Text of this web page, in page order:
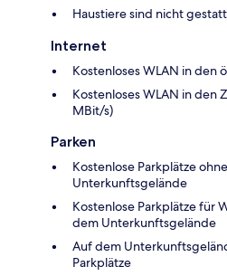
Haustiere sind nicht
Internet
Kostenloses WLAN in den
Kostenloses WLAN in den
MBit/s)
Parken
Kostenlose Parkplätze
Unterkunftsgelände
Kostenlose Parkplätze für
dem Unterkunftsgelände
Auf dem
Parkplätze